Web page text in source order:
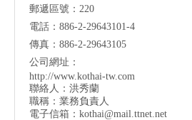
郵遞區號：220
電話：886-2-29643101-4
傳真：886-2-29643105
公司網址：
http://www.kothai-tw.com
聯絡人：洪秀蘭
職稱：業務負責人
電子信箱： kothai@mail.ttnet.net